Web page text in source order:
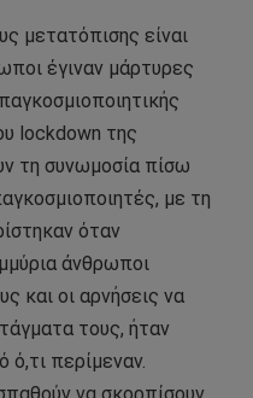
μετατόπισης είναι
έγιναν μάρτυρες
lockdown της
τη συνωμοσία πίσω
με τη
όταν
άνθρωποι
και οι αρνήσεις να
τους, ήταν
περίμεναν.